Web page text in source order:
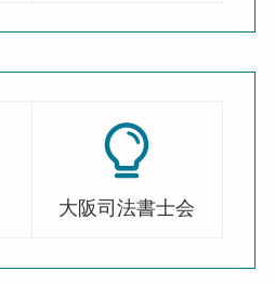
大阪司法書士会